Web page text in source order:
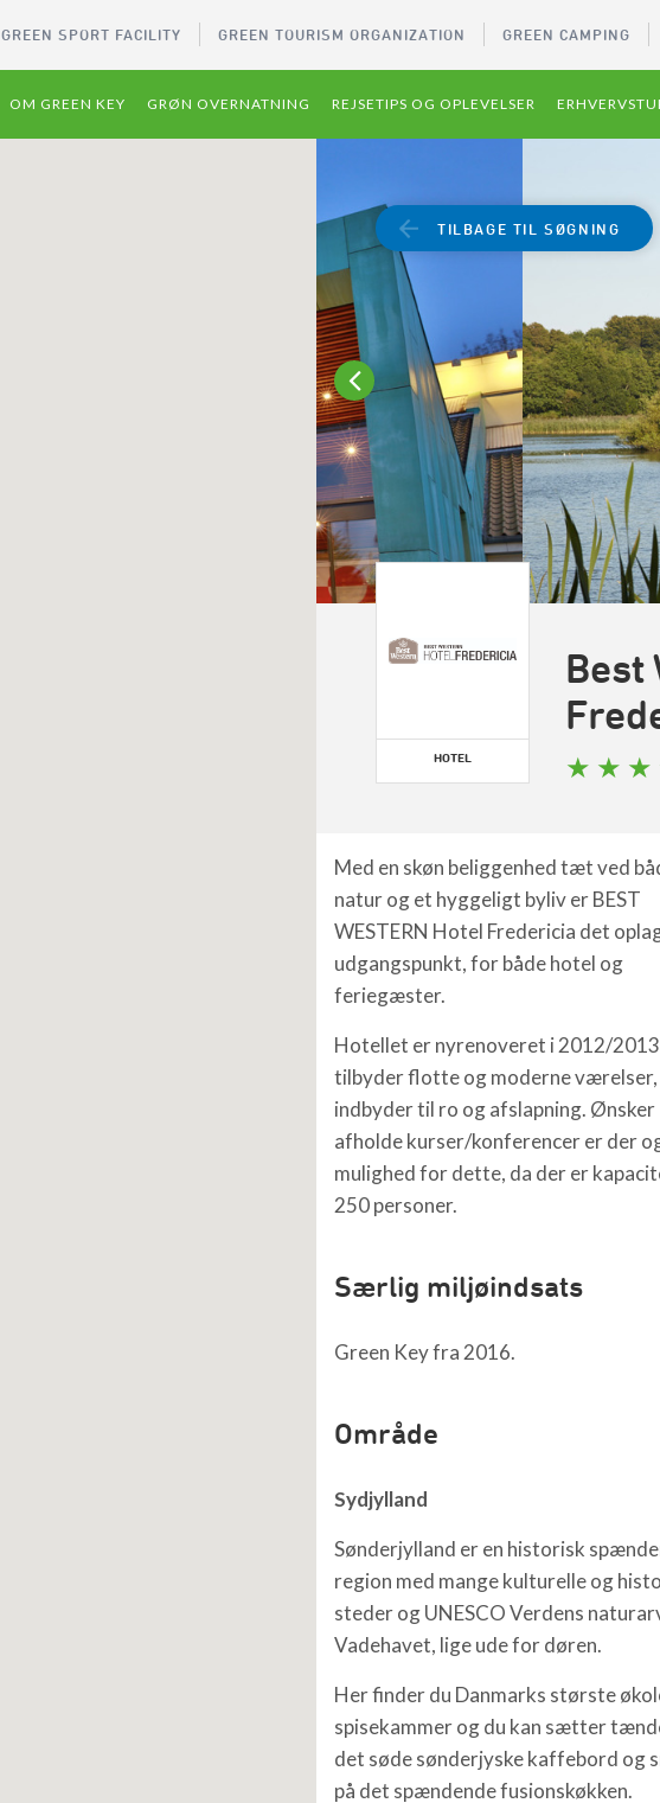
GREEN SPORT FACILITY GREEN TOURISM ORGANIZATION GREEN CAMPING
OM GREEN KEY GRØN OVERNATNING REJSETIPS OG OPLEVELSER
HOTEL
TILBAGE TIL SØGNING
Best
Med en skøn beliggenhed tæt ved
natur og et hyggeligt byliv er BEST
WESTERN Hotel Fredericia det
udgangspunkt, for både hotel og
feriegæster.
Hotellet er nyrenoveret i 2012/
tilbyder flotte og moderne
indbyder til ro og afslapning. Ønsker
afholde kurser/konferencer er der
mulighed for dette, da der er
250 personer.
Særlig miljøindsats
Green Key fra 2016.
Område
Sydjylland
Sønderjylland er en historisk
region med mange kulturelle og
steder og UNESCO Verdens
Vadehavet, lige ude for døren.
Her finder du Danmarks største
spisekammer og du kan sætter
det søde sønderjyske kaffebord og
på det spændende fusionskøkken.